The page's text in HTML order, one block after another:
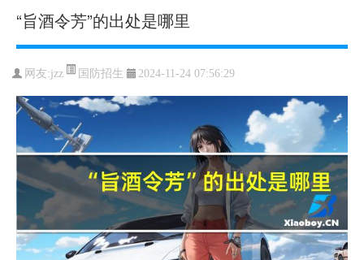
“旨酒令芳”的出处是哪里
网友:jzz 国防招生 2024-11-24 07:56:29